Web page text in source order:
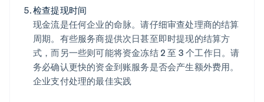
检查提现时间
现金流是任何企业的命脉。请仔细审查处理商的结算
周期。有些服务商提供次日甚至即时提现的结算方
式，而另一些则可能将资金冻结 2 至 3 个工作日。请
务必确认更快的资金到账服务是否会产生额外费用。
企业支付处理的最佳实践